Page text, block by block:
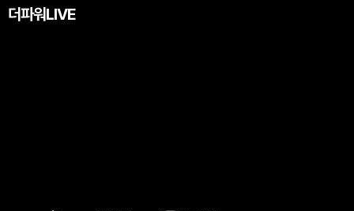
더파워LIVE